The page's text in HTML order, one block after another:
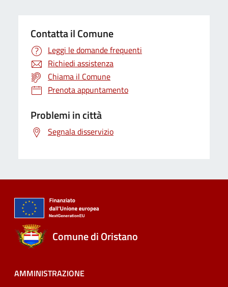
Contatta il Comune
Leggi le domande frequenti
Richiedi assistenza
Chiama il Comune
Prenota appuntamento
Problemi in città
Segnala disservizio
Comune di Oristano
AMMINISTRAZIONE